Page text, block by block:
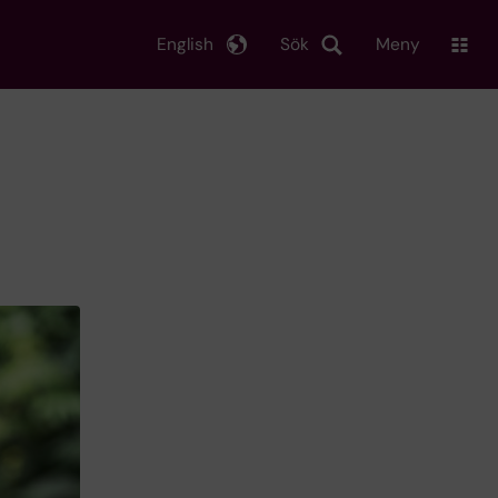
Sök
English Meny